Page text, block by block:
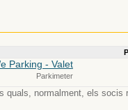
Parking - Valet
Parkimeter
quals, normalment, els